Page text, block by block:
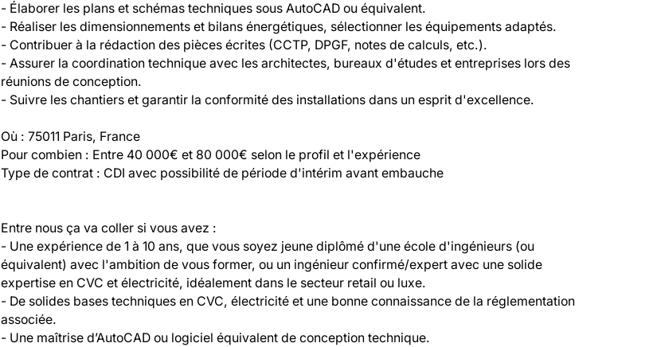
- Élaborer les plans et schémas techniques sous AutoCAD ou équivalent.
- Réaliser les dimensionnements et bilans énergétiques, sélectionner les équipements adaptés.
- Contribuer à la rédaction des pièces écrites (CCTP, DPGF, notes de calculs, etc.).
- Assurer la coordination technique avec les architectes, bureaux d'études et entreprises lors des
réunions de conception.
- Suivre les chantiers et garantir la conformité des installations dans un esprit d'excellence.
Où : 75011 Paris, France
Pour combien : Entre 40 000€ et 80 000€ selon le profil et l'expérience
Type de contrat : CDI avec possibilité de période d'intérim avant embauche
Entre nous ça va coller si vous avez :
- Une expérience de 1 à 10 ans, que vous soyez jeune diplômé d'une école d'ingénieurs (ou
équivalent) avec l'ambition de vous former, ou un ingénieur confirmé/expert avec une solide
expertise en CVC et électricité, idéalement dans le secteur retail ou luxe.
- De solides bases techniques en CVC, électricité et une bonne connaissance de la réglementation
associée.
- Une maîtrise d’AutoCAD ou logiciel équivalent de conception technique.